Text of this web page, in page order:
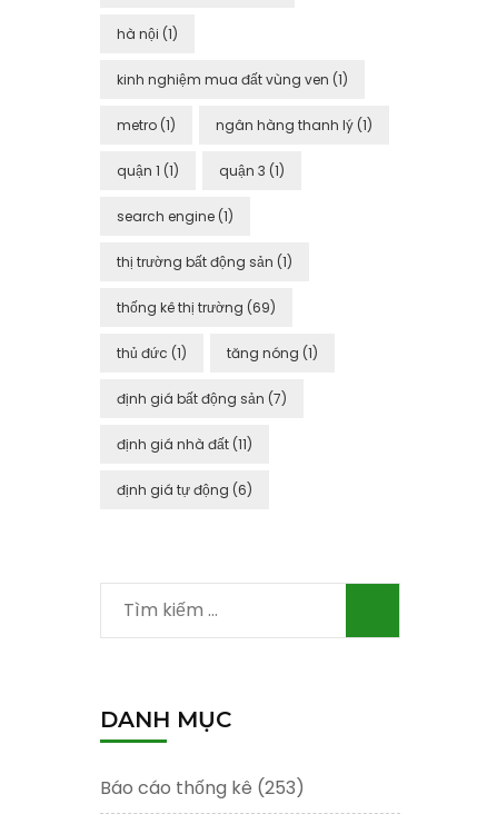
hà nội (1)
kinh nghiệm mua đất vùng ven (1)
metro (1) ngân hàng thanh lý (1)
quận 1 (1) quận 3 (1)
search engine (1)
thị trường bất động sản (1)
thống kê thị trường (69)
thủ đức (1) tăng nóng (1)
định giá bất động sản (7)
định giá nhà đất (11)
định giá tự động (6)
Tìm
kiếm
DANH MỤC
Báo cáo thống kê (253)